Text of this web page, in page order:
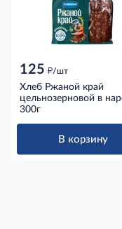
125 д/шт
Хлеб Ржаной край
цельнозерновой в
300г
В корзину